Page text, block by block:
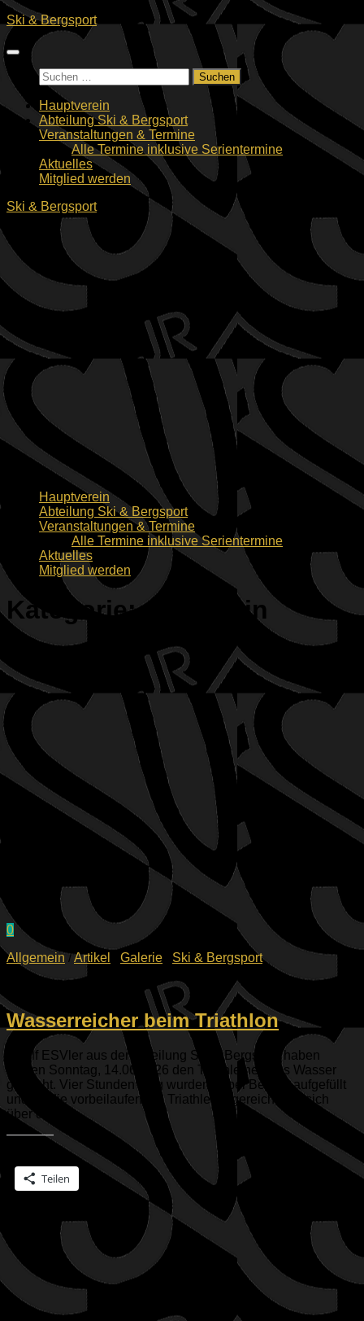
Zum
Inhalt
springen
Ski & Bergsport
Suchen
nach:
Hauptverein
Abteilung Ski & Bergsport
Veranstaltungen & Termine
Alle Termine inklusive Serientermine
Aktuelles
Mitglied werden
Ski & Bergsport
Hauptverein
Abteilung Ski & Bergsport
Veranstaltungen & Termine
Alle Termine inklusive Serientermine
Aktuelles
Mitglied werden
Kategorie:Allgemein
0
Allgemein /Artikel Galerie
Ski & Bergsport
15.06.2026
Wasserreicher beim Triathlon
Zwölf ESVler aus der Abteilung Ski & Bergsport haben
diesen Sonntag, 14.06.2026 den Triathlethen das Wasser
gereicht. Vier Stunden lang wurden dabei Becher aufgefüllt
und an die vorbeilaufenden Triathleten gereicht, die sich
über die...
Teilen